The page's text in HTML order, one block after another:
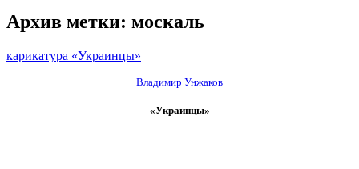
Архив метки: москаль
карикатура «Украинцы»
Владимир Унжаков
«Украинцы»